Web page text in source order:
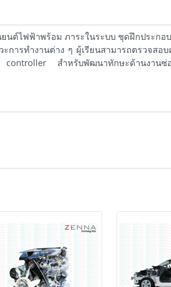
นต์ไฟฟ้าพร้อม ภาระในระบบ ชุดฝึกประกอ
ารทำงานต่าง ๆ ผู้เรียนสามารถตรวจสอ
controller สำหรับพัฒนาทักษะด้านงาน